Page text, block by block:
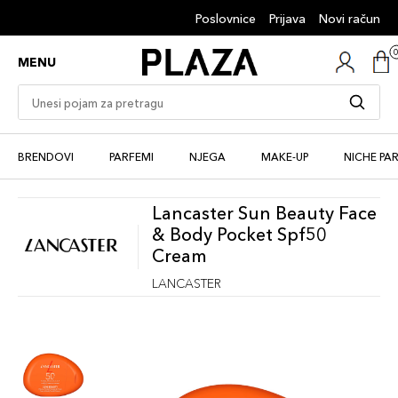
Poslovnice Prijava Novi račun
MENU
BRENDOVI PARFEMI NJEGA MAKE-UP NICHE
Lancaster Sun Beauty Face
& Body Pocket Spf50
Cream
LANCASTER